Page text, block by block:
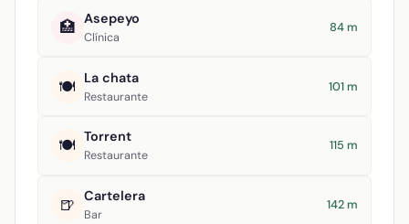
🏥 Asepeyo
Clínica
84 m
🍽️ La chata
Restaurante
101 m
🍽️ Torrent
Restaurante
115 m
🍺 Cartelera
Bar
142 m